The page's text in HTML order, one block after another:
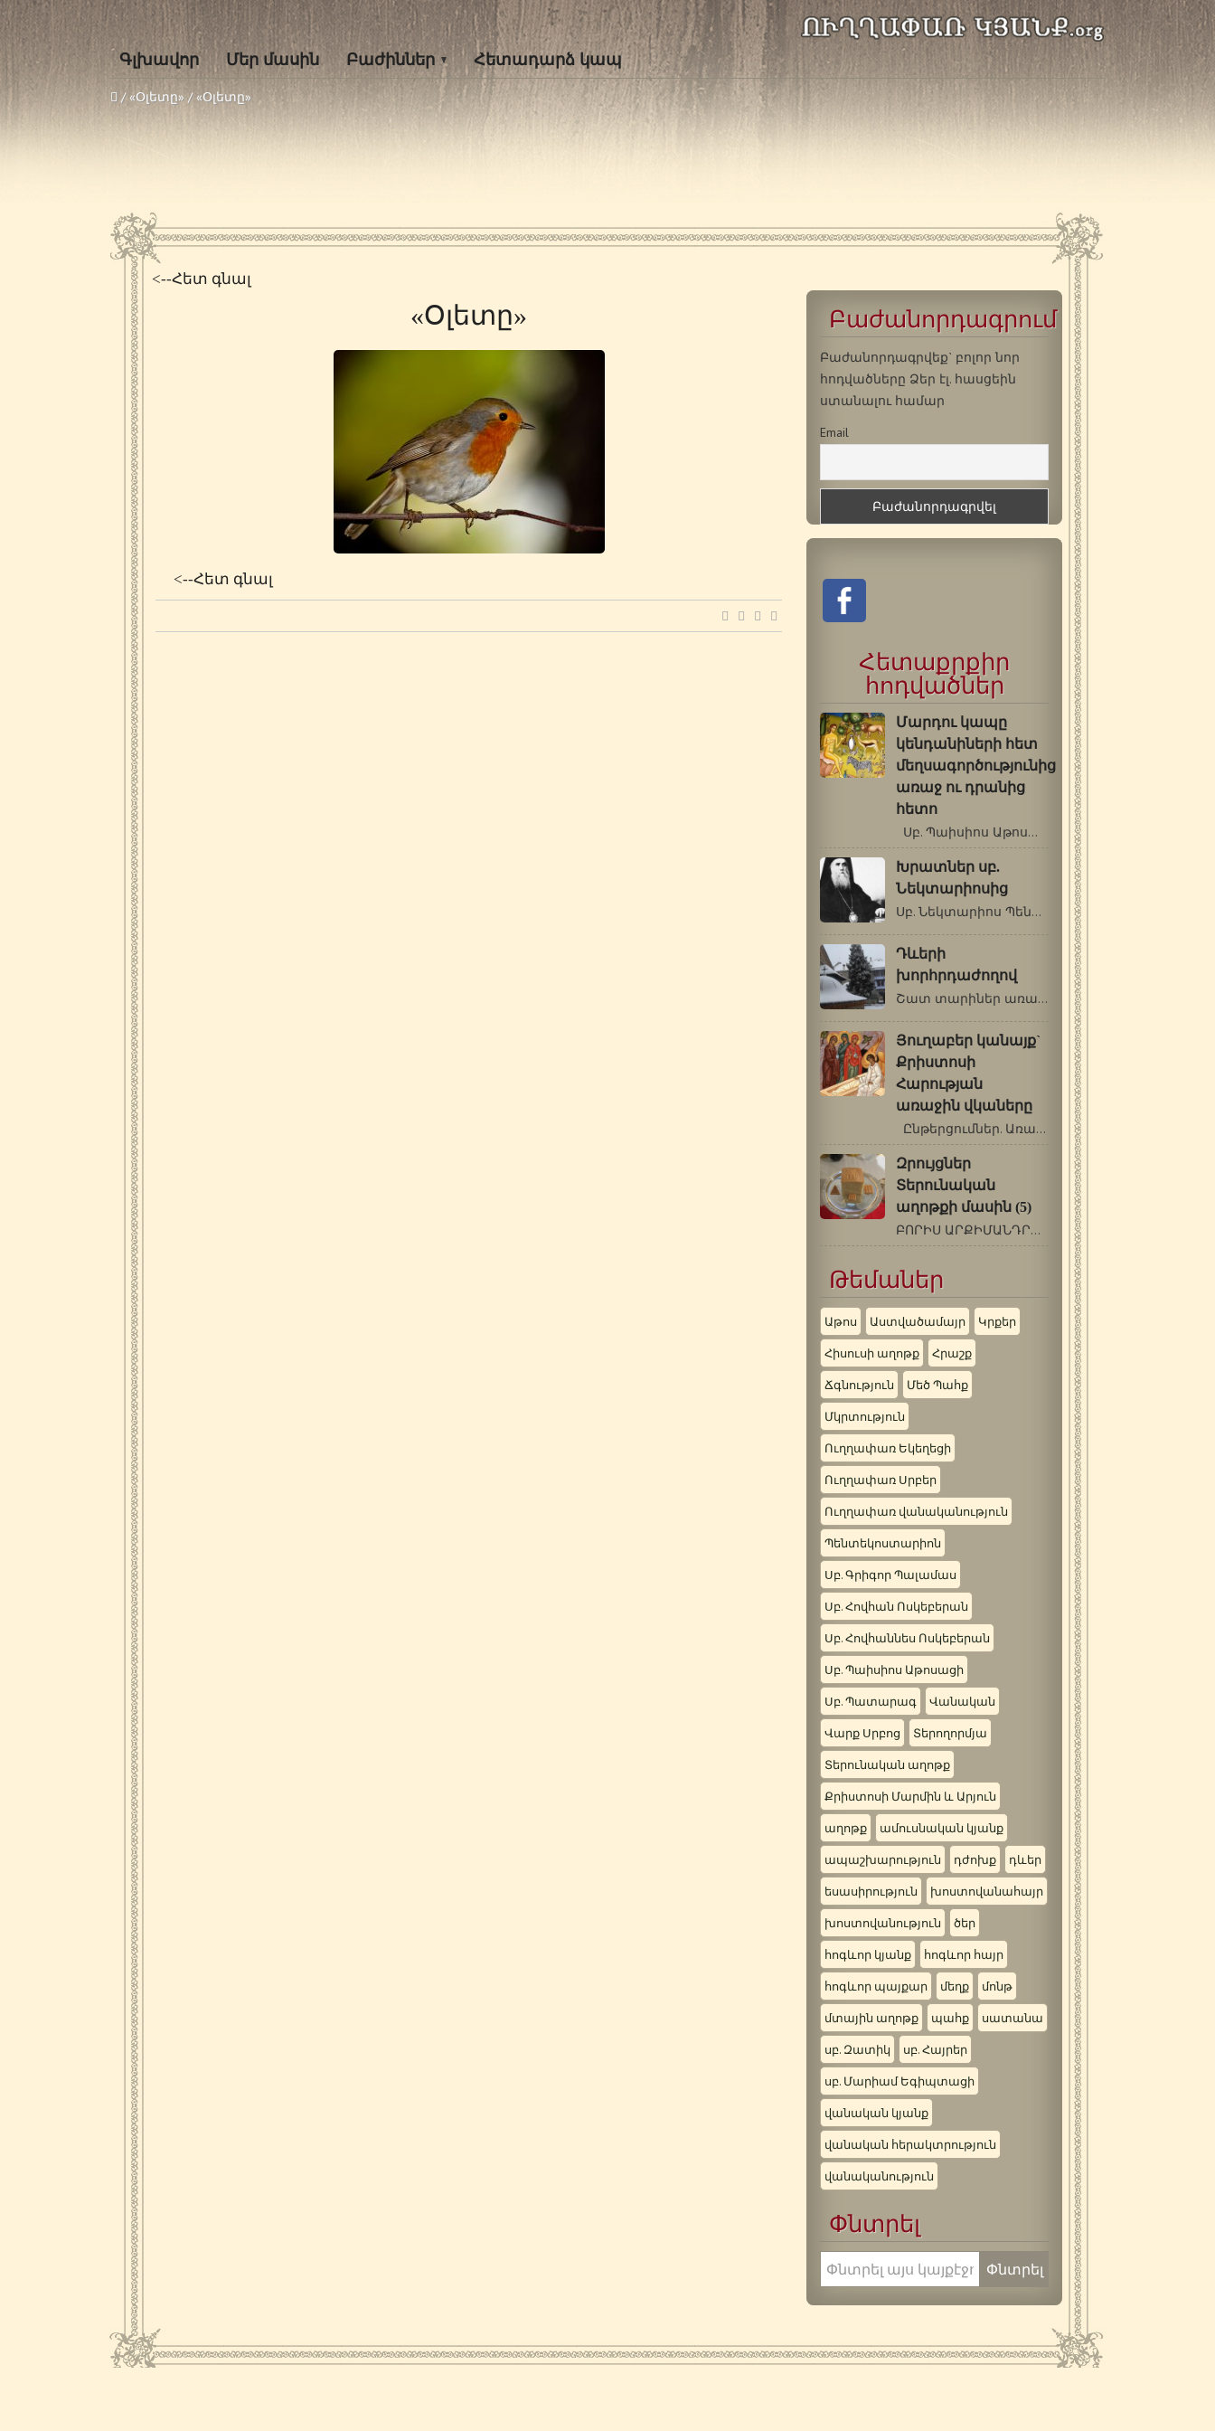
Գլխավոր Մեր մասին Բաժիններ Հետադարձ կապ
/«Օլետը» /«Օլետը»
<--Հետ գնալ
«Օլետը»
<--Հետ գնալ
Բաժանորդագրում
Բաժանորդագրվեք` բոլոր նոր
հոդվածները Ձեր էլ. հասցեին
ստանալու համար
Email
Հետաքրքիր
հոդվածներ
Մարդու կապը
կենդանիների հետ
մեղսագործությունից
առաջ ու դրանից
հետո
Սբ. Պաիսիոս Աթոսացի Մարդու կապը…
Խրատներ սբ.
Նեկտարիոսից
Սբ. Նեկտարիոս Պենդապոլսեցի Տարորոշման1…
Դևերի
խորհրդաժողով
Շատ տարիներ առաջ առաքինի մի Խոստովանահայր…
Յուղաբեր կանայք`
Քրիստոսի
Հարության
առաջին վկաները
Ընթերցումներ. Առաք.: Գործք 6. 1-7:…
Զրույցներ
Տերունական
աղոթքի մասին (5)
ԲՈՐԻՍ ԱՐՔԻՄԱՆԴՐԻՏ ԽՈԼՉԵՎ (1895-1971 թթ.)…
Թեմաներ
Աթոս Աստվածամայր Կրքեր
Հիսուսի աղոթք Հրաշք
Ճգնություն Մեծ Պահք
Մկրտություն
Ուղղափառ Եկեղեցի
Ուղղափառ Սրբեր
Ուղղափառ վանականություն
Պենտեկոստարիոն
Սբ. Գրիգոր Պալամաս
Սբ. Հովհան Ոսկեբերան
Սբ. Հովհաննես Ոսկեբերան
Սբ. Պաիսիոս Աթոսացի
Սբ. Պատարագ Վանական
Վարք Սրբոց Տերողորմյա
Տերունական աղոթք
Քրիստոսի Մարմին և Արյուն
աղոթք ամուսնական կյանք
ապաշխարություն դժոխք դևեր
եսասիրություն խոստովանահայր
խոստովանություն ծեր
հոգևոր կյանք հոգևոր հայր
հոգևոր պայքար մեղք մոնթ
մտային աղոթք պահք սատանա
սբ. Զատիկ սբ. Հայրեր
սբ. Մարիամ Եգիպտացի
վանական կյանք
վանական հերակտրություն
վանականություն
Փնտրել